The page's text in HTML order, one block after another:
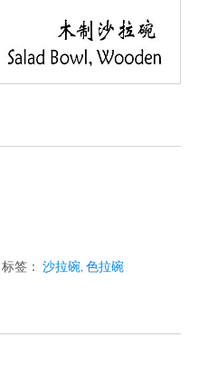
标签： 沙拉碗,色拉碗